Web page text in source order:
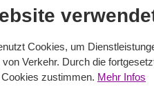
Cookies, um
Verkehr. Durch die
zustimmen. Mehr Infos